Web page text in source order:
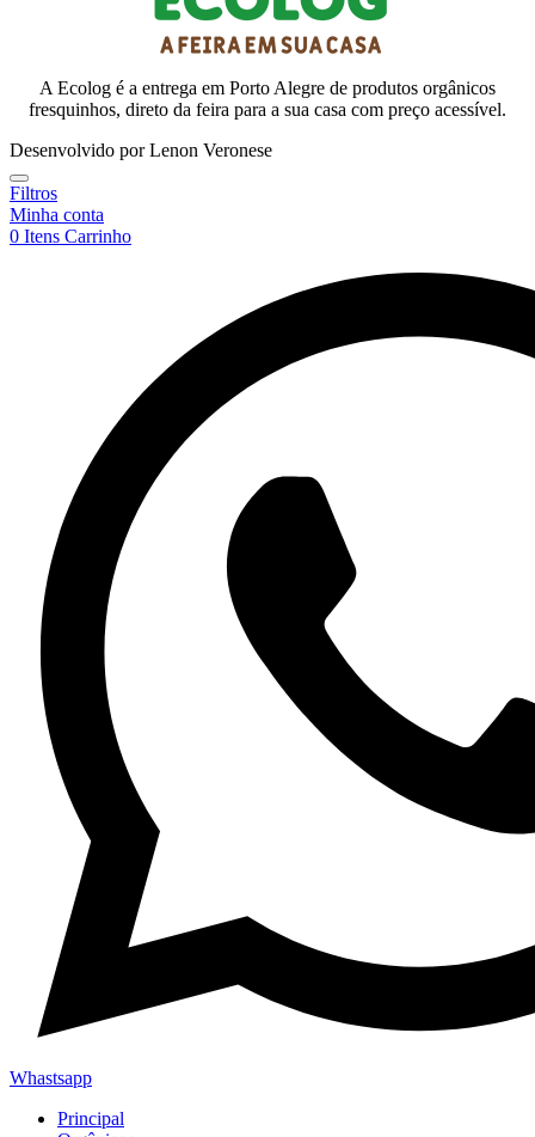
A Ecolog é a entrega em Porto Alegre de produtos orgânicos
fresquinhos, direto da feira para a sua casa com preço acessível.
Desenvolvido por Lenon Veronese
Filtros
Minha conta
0 Itens Carrinho
Whastsapp
Principal